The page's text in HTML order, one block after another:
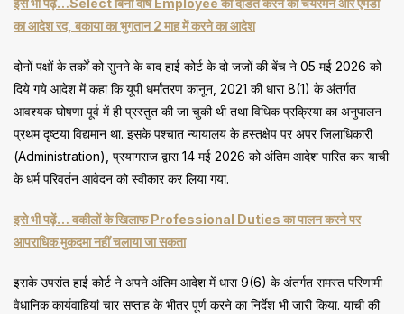
इसे भी पढ़ें…Select बिना दोष Employee को दंडित करने का चेयरमैन और एमडी
का आदेश रद, बकाया का भुगतान 2 माह में करने का आदेश
दोनों पक्षों के तर्कों को सुनने के बाद हाई कोर्ट के दो जजों की बेंच ने 05 मई 2026 को
दिये गये आदेश में कहा कि यूपी धर्मांतरण कानून, 2021 की धारा 8(1) के अंतर्गत
आवश्यक घोषणा पूर्व में ही प्रस्तुत की जा चुकी थी तथा विधिक प्रक्रिया का अनुपालन
प्रथम दृष्टया विद्यमान था. इसके पश्चात न्यायालय के हस्तक्षेप पर अपर जिलाधिकारी
(Administration), प्रयागराज द्वारा 14 मई 2026 को अंतिम आदेश पारित कर याची
के धर्म परिवर्तन आवेदन को स्वीकार कर लिया गया.
इसे भी पढ़ें… वकीलों के खिलाफ Professional Duties का पालन करने पर
आपराधिक मुकदमा नहीं चलाया जा सकता
इसके उपरांत हाई कोर्ट ने अपने अंतिम आदेश में धारा 9(6) के अंतर्गत समस्त परिणामी
वैधानिक कार्यवाहियां चार सप्ताह के भीतर पूर्ण करने का निर्देश भी जारी किया. याची की